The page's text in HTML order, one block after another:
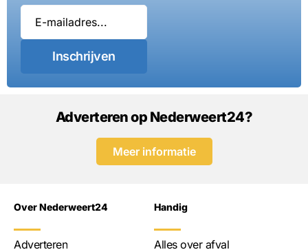
Inschrijven
Adverteren op Nederweert24?
Meer informatie
Over Nederweert24
Adverteren
Handig
Alles over afval